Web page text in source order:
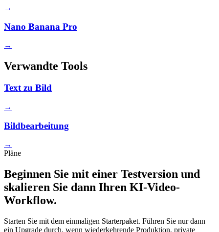
→
Nano Banana Pro
→
Verwandte Tools
Text zu Bild
→
Bildbearbeitung
→
Pläne
Beginnen Sie mit einer Testversion und
skalieren Sie dann Ihren KI-Video-
Workflow.
Starten Sie mit dem einmaligen Starterpaket. Führen Sie nur dann
ein Upgrade durch, wenn wiederkehrende Produktion, private